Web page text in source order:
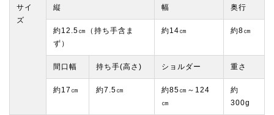
サイ
ズ
縦 幅 奥行
約12.5㎝（持ち手含ま
ず）
約14㎝ 約8㎝
間口幅 持ち手(高さ) ショルダー 重さ
約17㎝ 約7.5㎝
約85㎝～124
㎝
約
300g